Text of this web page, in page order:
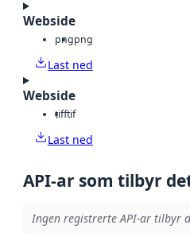
Webside
pngpng
Last ned
Webside
tifftif
Last ned
API-ar som tilbyr
Ingen registrerte API-ar tilbyr